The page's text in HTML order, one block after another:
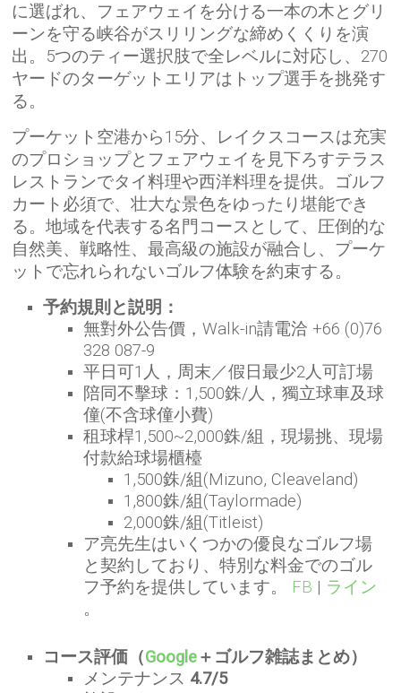
に選ばれ、フェアウェイを分ける一本の木とグリ
ーンを守る峡谷がスリリングな締めくくりを演
出。5つのティー選択肢で全レベルに対応し、270
ヤードのターゲットエリアはトップ選手を挑発す
る。
プーケット空港から15分、レイクスコースは充実
のプロショップとフェアウェイを見下ろすテラス
レストランでタイ料理や西洋料理を提供。ゴルフ
カート必須で、壮大な景色をゆったり堪能でき
る。地域を代表する名門コースとして、圧倒的な
自然美、戦略性、最高級の施設が融合し、プーケ
ットで忘れられないゴルフ体験を約束する。
予約規則と説明：
無對外公告價，Walk-in請電洽 +66 (0)76
328 087-9
平日可1人，周末／假日最少2人可訂場
陪同不擊球：1,500銖/人，獨立球車及球
僮(不含球僮小費)
租球桿1,500~2,000銖/組，現場挑、現場
付款給球場櫃檯
1,500銖/組(Mizuno, Cleaveland)
1,800銖/組(Taylormade)
2,000銖/組(Titleist)
ア亮先生はいくつかの優良なゴルフ場
と契約しており、特別な料金でのゴル
フ予約を提供しています。 FB | ライン
。
コース評価（Google＋ゴルフ雑誌まとめ）
メンテナンス 4.7/5